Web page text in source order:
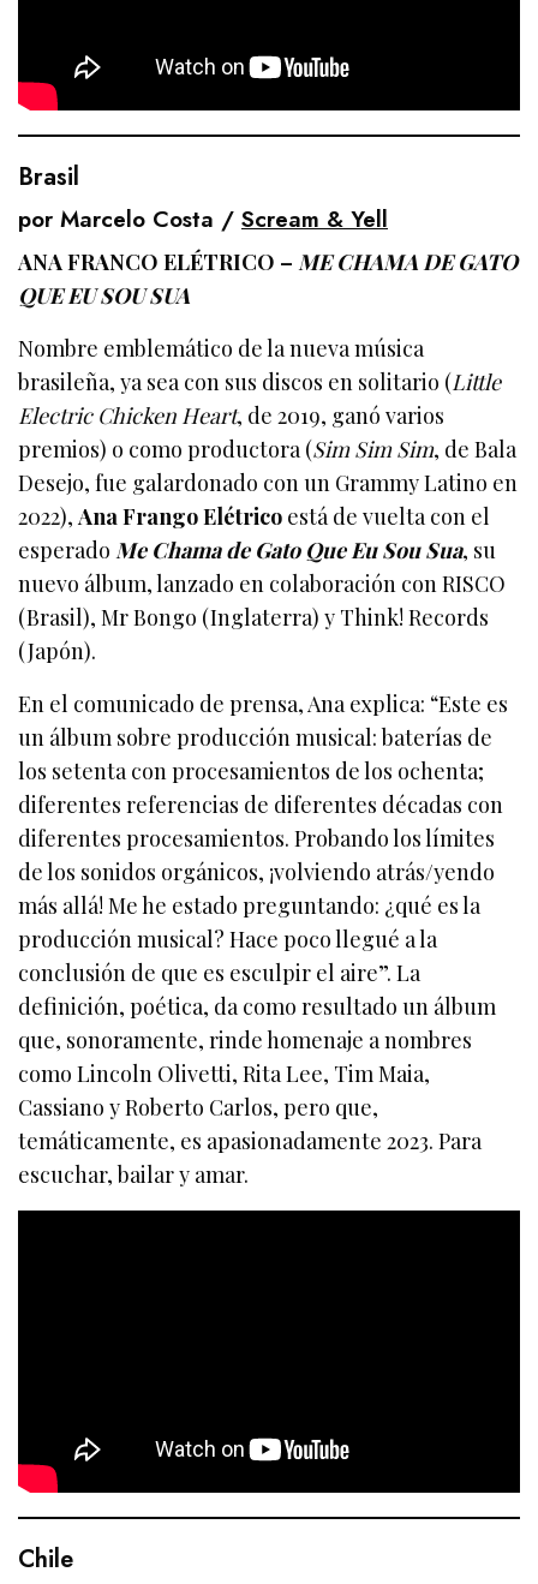
Brasil
por Marcelo Costa / Scream & Yell
ANA FRANCO ELÉTRICO –ME CHAMA DE GATO
QUE EU SOU SUA
Nombre emblemático de la nueva música
brasileña, ya sea con sus discos en solitario (Little
Electric Chicken Heart, de 2019, ganó varios
premios) o como productora (Sim Sim Sim, de Bala
Desejo, fue galardonado con un Grammy Latino en
2022),Ana Frango Elétrico está de vuelta con el
esperadoMe Chama de Gato Que Eu Sou Sua, su
nuevo álbum, lanzado en colaboración con RISCO
(Brasil), Mr Bongo (Inglaterra) y Think! Records
(Japón).
En el comunicado de prensa, Ana explica: “Este es
un álbum sobre producción musical: baterías de
los setenta con procesamientos de los ochenta;
diferentes referencias de diferentes décadas con
diferentes procesamientos. Probando los límites
de los sonidos orgánicos, ¡volviendo atrás/yendo
más allá! Me he estado preguntando: ¿qué es la
producción musical? Hace poco llegué a la
conclusión de que es esculpir el aire”. La
definición, poética, da como resultado un álbum
que, sonoramente, rinde homenaje a nombres
como Lincoln Olivetti, Rita Lee, Tim Maia,
Cassiano y Roberto Carlos, pero que,
temáticamente, es apasionadamente 2023. Para
escuchar, bailar y amar.
Chile